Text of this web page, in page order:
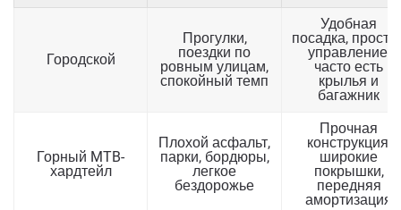
Городской
Прогулки,
поездки по
ровным улицам,
спокойный темп
Удобная
посадка,
управление,
часто есть
крылья и
багажник
Горный MTB-
хардтейл
Плохой асфальт,
парки, бордюры,
легкое
бездорожье
Прочная
конструкция,
широкие
покрышки,
передняя
амортизация